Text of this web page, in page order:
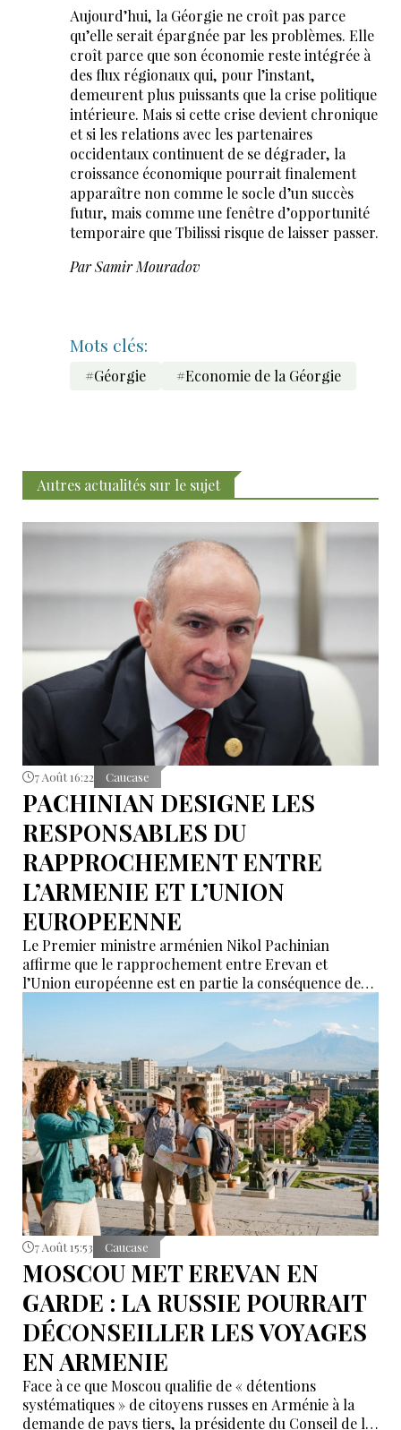
Aujourd’hui, la Géorgie ne croît pas parce
qu’elle serait épargnée par les problèmes. Elle
croît parce que son économie reste intégrée à
des flux régionaux qui, pour l’instant,
demeurent plus puissants que la crise politique
intérieure. Mais si cette crise devient chronique
et si les relations avec les partenaires
occidentaux continuent de se dégrader, la
croissance économique pourrait finalement
apparaître non comme le socle d’un succès
futur, mais comme une fenêtre d’opportunité
temporaire que Tbilissi risque de laisser passer.
Par Samir Mouradov
Mots clés:
#Géorgie #Economie de la Géorgie
Autres actualités sur le sujet
7 Août 16:22 Caucase
PACHINIAN DESIGNE LES
RESPONSABLES DU
RAPPROCHEMENT ENTRE
L’ARMENIE ET L’UNION
EUROPEENNE
Le Premier ministre arménien Nikol Pachinian
affirme que le rapprochement entre Erevan et
l’Union européenne est en partie la conséquence des
déclarations de certains partenaires de l’Union
économique eurasiatique (UEEA), qui auraient affirmé
que l’Arménie « n’était nécessaire à personne ». Selon
lui, ces propos ont poussé Erevan à rechercher de
nouvelles alternatives économiques et diplomatiques.
7 Août 15:53 Caucase
MOSCOU MET EREVAN EN
GARDE : LA RUSSIE POURRAIT
DÉCONSEILLER LES VOYAGES
EN ARMENIE
Face à ce que Moscou qualifie de « détentions
systématiques » de citoyens russes en Arménie à la
demande de pays tiers, la présidente du Conseil de la